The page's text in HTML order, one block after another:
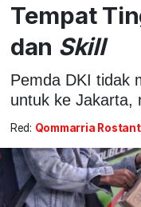
Tempat
dan Skill
Pemda DKI tidak
untuk ke Jakarta,
Red: Qommarria